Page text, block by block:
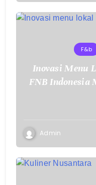
F&b
Inovasi Menu
FNB Indonesia
Admin